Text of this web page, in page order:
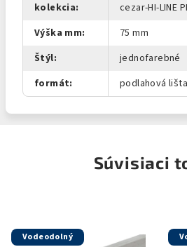
kolekcia:
cezar-HI-LINE
Výška mm:
75 mm
Štýl:
jednofarebné
formát: podlahová lišta
Súvisiaci
Vodeodolný